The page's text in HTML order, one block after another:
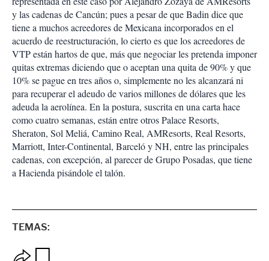
y las cadenas de Cancún; pues a pesar de que Badin dice que
tiene a muchos acreedores de Mexicana incorporados en el
acuerdo de reestructuración, lo cierto es que los acreedores de
VTP están hartos de que, más que negociar les pretenda imponer
quitas extremas diciendo que o aceptan una quita de 90% y que
10% se pague en tres años o, simplemente no les alcanzará ni
para recuperar el adeudo de varios millones de dólares que les
adeuda la aerolínea. En la postura, suscrita en una carta hace
como cuatro semanas, están entre otros Palace Resorts,
Sheraton, Sol Meliá, Camino Real, AMResorts, Real Resorts,
Marriott, Inter-Continental, Barceló y NH, entre las principales
cadenas, con excepción, al parecer de Grupo Posadas, que tiene
a Hacienda pisándole el talón.
TEMAS: